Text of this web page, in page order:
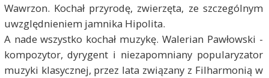
Wawrzon. Kochał przyrodę, zwierzęta, ze szczególnym
uwzględnieniem jamnika Hipolita.
A nade wszystko kochał muzykę. Walerian Pawłowski -
kompozytor, dyrygent i niezapomniany popularyzator
muzyki klasycznej, przez lata związany z Filharmonią w